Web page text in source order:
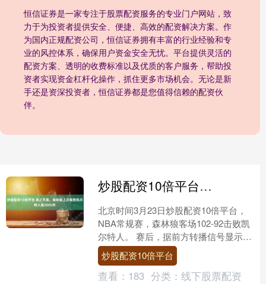
恒信证券是一家专注于股票配资服务的专业门户网站，致
力于为投资者提供安全、便捷、高效的配资解决方案。作
为国内正规配资公司，恒信证券拥有丰富的行业经验和专
业的风控体系，确保用户资金安全无忧。平台提供灵活的
配资方案、透明的收费标准以及优质的客户服务，帮助投
资者实现资金杠杆化操作，抓住更多市场机会。无论是新
手还是资深投资者，恒信证券都是您值得信赖的配资伙
伴。
炒股配资10倍平台 来之不易，森林狼上次客胜凯尔特人是2005年
北京时间3月23日炒股配资10倍平台，
NBA常规赛，森林狼客场102-92击败凯
尔特人。 赛后，据前方转播信号显示，
这是自2005年3月6日以来，森林狼第一
次在....
炒股配资10倍平台
查看： 183 分类： 线下股票配资